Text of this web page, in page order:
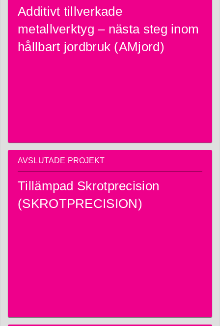
Additivt tillverkade
metallverktyg – nästa steg inom
hållbart jordbruk (AMjord)
AVSLUTADE PROJEKT
Tillämpad Skrotprecision
(SKROTPRECISION)